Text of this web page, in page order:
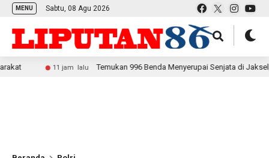
MENU Sabtu, 08 Agu 2026
11 jam lalu Temukan 996 Benda Menyerupai Senjata di Jaksel, Polda